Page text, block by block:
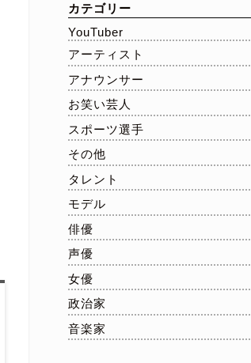
カテゴリー
YouTuber
アーティスト
アナウンサー
お笑い芸人
スポーツ選手
その他
タレント
モデル
俳優
声優
女優
政治家
音楽家